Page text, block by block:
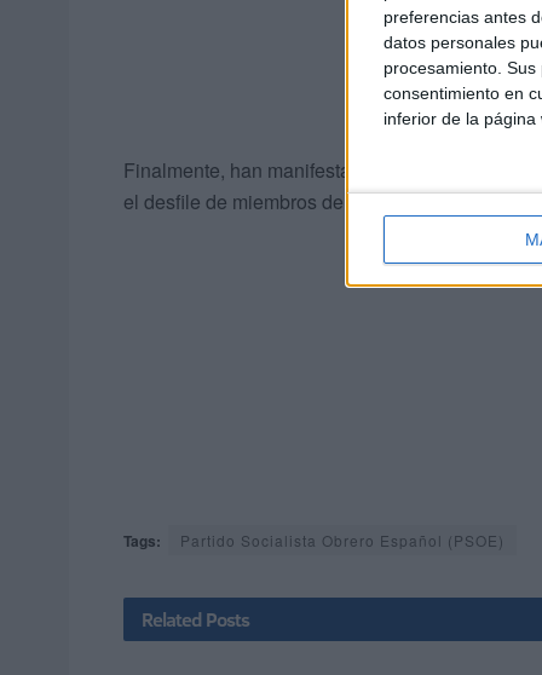
preferencias antes
datos personales
procesamiento.
consentimiento en
inferior de la página
Finalmente, han manifestado que lo que
el desfile de miembros del Gobierno por los
Tags: Partido Socialista Obrero Español (PSOE)
Related Posts